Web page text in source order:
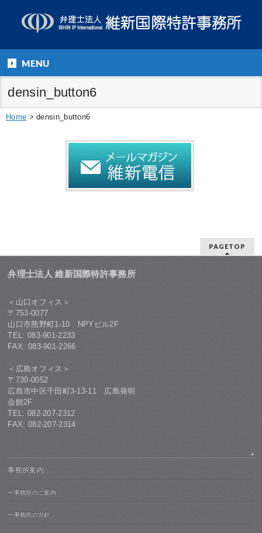
MENU
densin_button6
Home >densin_button6
PAGETOP
弁理士法人 維新国際特許事務所
＜山口オフィス＞
〒753-0077
山口市熊野町1-10 NPYビル2F
TEL: 083-901-2233
FAX: 083-901-2266
＜広島オフィス＞
〒730-0052
広島市中区千田町3-13-11 広島発明
会館2F
TEL: 082-207-2312
FAX: 082-207-2314
事務所案内
ー事務所のご案内
ー事務所の方針